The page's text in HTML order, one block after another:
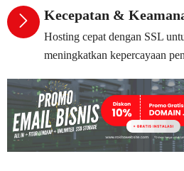
Kecepatan &
Hosting cepat dengan SSL
meningkatkan kepercayaan